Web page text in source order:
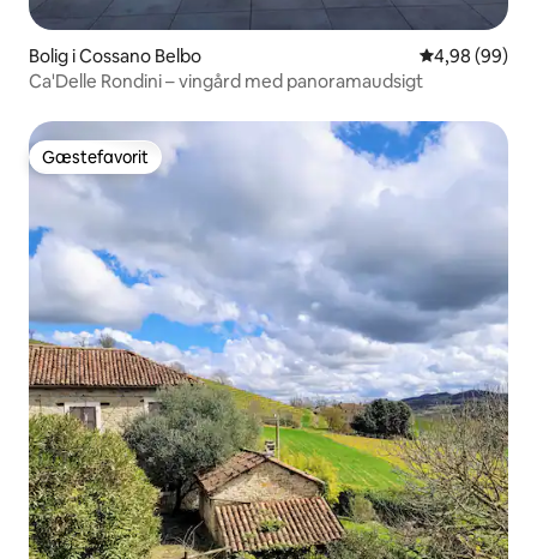
Bolig i Cossano Belbo 4,98 ud af 5 i
4,98 (99)
Ca'Delle Rondini – vingård med panoramaudsigt
Gæstefavorit
Gæstefavorit